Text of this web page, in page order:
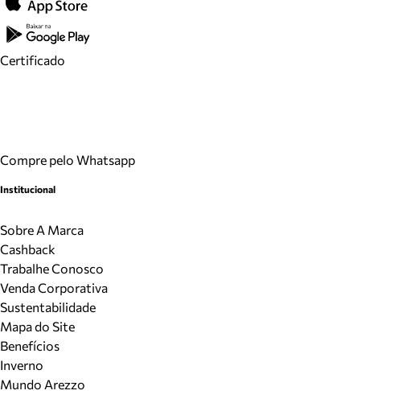
Certificado
Compre pelo Whatsapp
Institucional
Sobre A Marca
Cashback
Trabalhe Conosco
Venda Corporativa
Sustentabilidade
Mapa do Site
Benefícios
Inverno
Mundo Arezzo